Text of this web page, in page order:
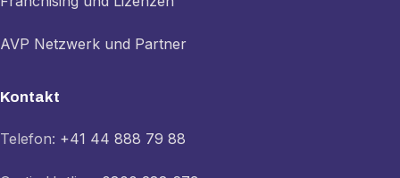
AVP Netzwerk und Partner
Kontakt
Telefon: +41 44 888 79 88